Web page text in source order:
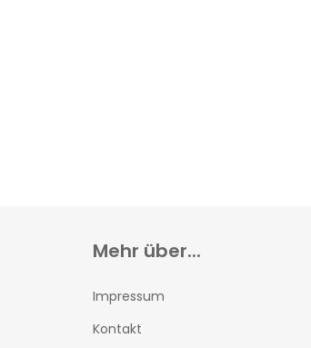
Mehr über...
Impressum
Kontakt